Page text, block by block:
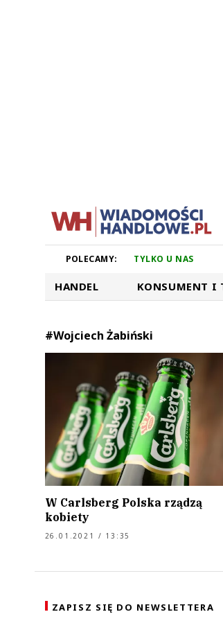
POLECAMY: TYLKO U NAS
HANDEL KONSUMENT I
#Wojciech Żabiński
W Carlsberg Polska rządzą
kobiety
26.01.2021 / 13:35
ZAPISZ SIĘ DO NEWSLETTERA